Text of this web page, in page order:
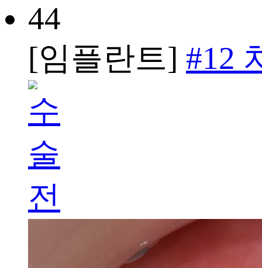
44
[임플란트] #12